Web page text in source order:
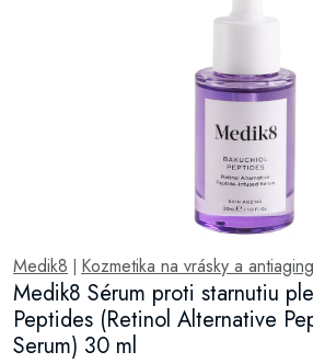
Medik8 Kozmetika na vrásky a antiaging
Medik8 Sérum proti starnutiu
Peptides (Retinol Alternative
Serum) 30 ml